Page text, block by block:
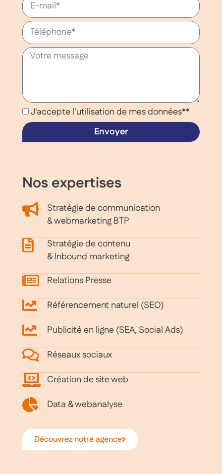
J'accepte l'utilisation de mes données**
Envoyer
Nos expertises
Stratégie de communication
& webmarketing BTP
Stratégie de contenu
& Inbound marketing
Relations Presse
Référencement naturel (SEO)
Publicité en ligne (SEA, Social Ads)
Réseaux sociaux
Création de site web
Data & webanalyse
Découvrez notre agence